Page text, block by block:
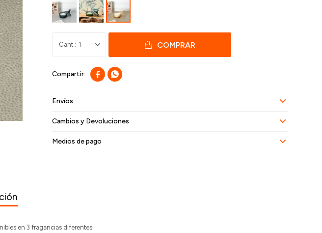
1 COMPRAR
 
Envíos
Cambios y Devoluciones
Medios de pago
en 3 fragancias diferentes.